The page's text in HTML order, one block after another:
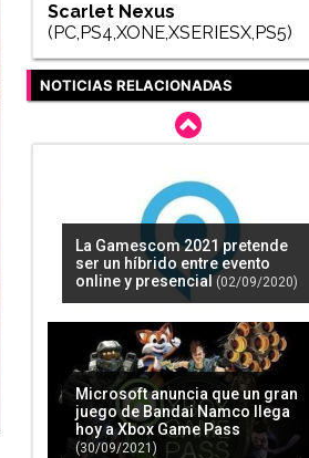
Scarlet Nexus
(PC,PS4,XONE,XSERIESX,PS5)
NOTICIAS RELACIONADAS
La Gamescom 2021 pretende
ser un híbrido entre evento
online y presencial (02/09/2020)
Microsoft anuncia que un gran
juego de Bandai Namco llega
hoy a Xbox Game Pass
(30/09/2021)